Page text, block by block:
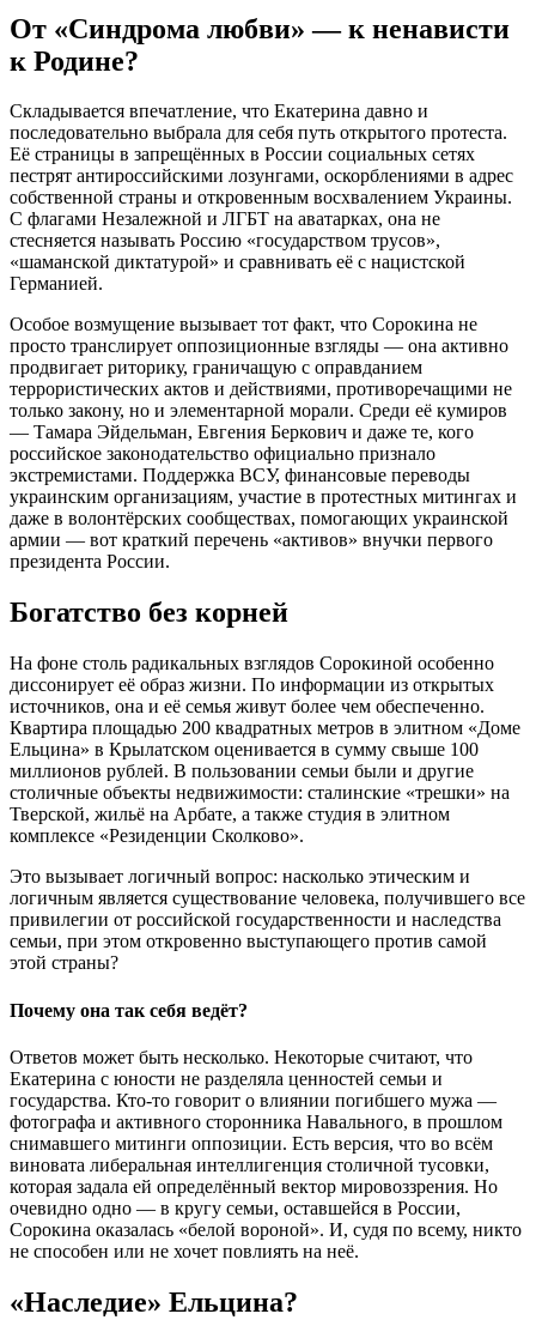
От «Синдрома любви» — к ненависти
к Родине?
Складывается впечатление, что Екатерина давно и
последовательно выбрала для себя путь открытого протеста.
Её страницы в запрещённых в России социальных сетях
пестрят антироссийскими лозунгами, оскорблениями в адрес
собственной страны и откровенным восхвалением Украины.
С флагами Незалежной и ЛГБТ на аватарках, она не
стесняется называть Россию «государством трусов»,
«шаманской диктатурой» и сравнивать её с нацистской
Германией.
Особое возмущение вызывает тот факт, что Сорокина не
просто транслирует оппозиционные взгляды — она активно
продвигает риторику, граничащую с оправданием
террористических актов и действиями, противоречащими не
только закону, но и элементарной морали. Среди её кумиров
— Тамара Эйдельман, Евгения Беркович и даже те, кого
российское законодательство официально признало
экстремистами. Поддержка ВСУ, финансовые переводы
украинским организациям, участие в протестных митингах и
даже в волонтёрских сообществах, помогающих украинской
армии — вот краткий перечень «активов» внучки первого
президента России.
Богатство без корней
На фоне столь радикальных взглядов Сорокиной особенно
диссонирует её образ жизни. По информации из открытых
источников, она и её семья живут более чем обеспеченно.
Квартира площадью 200 квадратных метров в элитном «Доме
Ельцина» в Крылатском оценивается в сумму свыше 100
миллионов рублей. В пользовании семьи были и другие
столичные объекты недвижимости: сталинские «трешки» на
Тверской, жильё на Арбате, а также студия в элитном
комплексе «Резиденции Сколково».
Это вызывает логичный вопрос: насколько этическим и
логичным является существование человека, получившего все
привилегии от российской государственности и наследства
семьи, при этом откровенно выступающего против самой
этой страны?
Почему она так себя ведёт?
Ответов может быть несколько. Некоторые считают, что
Екатерина с юности не разделяла ценностей семьи и
государства. Кто-то говорит о влиянии погибшего мужа —
фотографа и активного сторонника Навального, в прошлом
снимавшего митинги оппозиции. Есть версия, что во всём
виновата либеральная интеллигенция столичной тусовки,
которая задала ей определённый вектор мировоззрения. Но
очевидно одно — в кругу семьи, оставшейся в России,
Сорокина оказалась «белой вороной». И, судя по всему, никто
не способен или не хочет повлиять на неё.
«Наследие» Ельцина?